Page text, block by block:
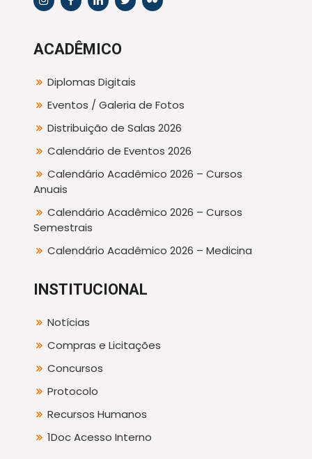
ACADÊMICO
Diplomas Digitais
Eventos / Galeria de Fotos
Distribuição de Salas 2026
Calendário de Eventos 2026
Calendário Acadêmico 2026 – Cursos
Anuais
Calendário Acadêmico 2026 – Cursos
Semestrais
Calendário Acadêmico 2026 – Medicina
INSTITUCIONAL
Notícias
Compras e Licitações
Concursos
Protocolo
Recursos Humanos
1Doc Acesso Interno